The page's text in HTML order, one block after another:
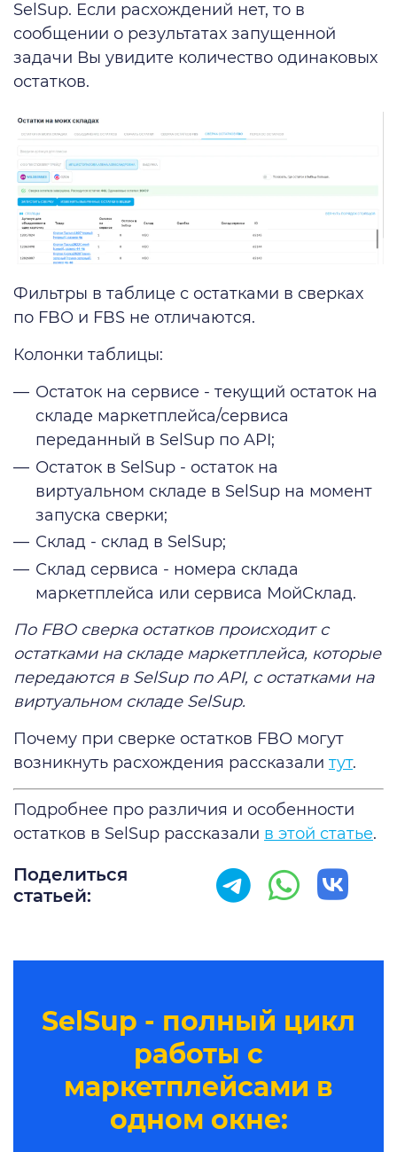
SelSup. Если расхождений нет, то в
сообщении о результатах запущенной
задачи Вы увидите количество одинаковых
остатков.
Фильтры в таблице с остатками в сверках
по FBO и FBS не отличаются.
Колонки таблицы:
Остаток на сервисе - текущий остаток на
складе маркетплейса/сервиса
переданный в SelSup по API;
Остаток в SelSup - остаток на
виртуальном складе в SelSup на момент
запуска сверки;
Склад - склад в SelSup;
Склад сервиса - номера склада
маркетплейса или сервиса МойСклад.
По FBO сверка остатков происходит с
остатками на складе маркетплейса, которые
передаются в SelSup по API, с остатками на
виртуальном складе SelSup.
Почему при сверке остатков FBO могут
возникнуть расхождения рассказали тут.
Подробнее про различия и особенности
остатков в SelSup рассказали в этой статье.
Поделиться
статьей:
SelSup - полный цикл
работы с
маркетплейсами в
одном окне: